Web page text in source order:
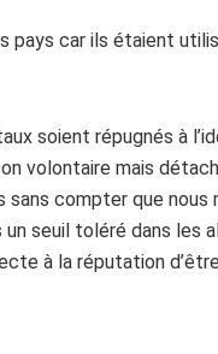
pays car ils étaient
soient répugnés à
volontaire mais
compter que nous
seuil toléré dans les
à la réputation